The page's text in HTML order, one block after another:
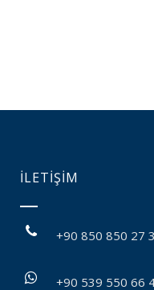
İLETİŞİM
+90 850 850 27
+90 539 550 66